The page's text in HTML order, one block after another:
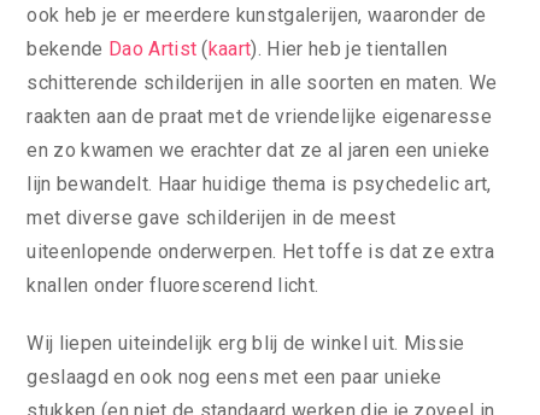
ook heb je er meerdere kunstgalerijen, waaronder de
bekende Dao Artist ( kaart). Hier heb je tientallen
schitterende schilderijen in alle soorten en maten. We
raakten aan de praat met de vriendelijke eigenaresse
en zo kwamen we erachter dat ze al jaren een unieke
lijn bewandelt. Haar huidige thema is psychedelic art,
met diverse gave schilderijen in de meest
uiteenlopende onderwerpen. Het toffe is dat ze extra
knallen onder fluorescerend licht.
Wij liepen uiteindelijk erg blij de winkel uit. Missie
geslaagd en ook nog eens met een paar unieke